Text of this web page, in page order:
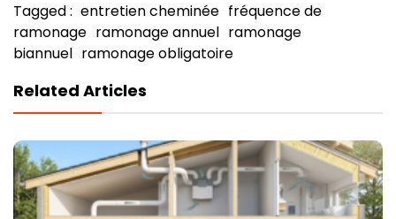
Tagged : entretien cheminée fréquence de
ramonage ramonage annuel ramonage
biannuel ramonage obligatoire
Related Articles